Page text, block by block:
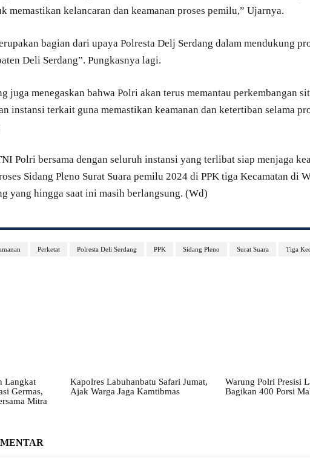
memastikan kelancaran dan keamanan proses pemilu,” Ujarnya.
bagian dari upaya Polresta Delj Serdang dalam mendukung
Deli Serdang”. Pungkasnya lagi.
juga menegaskan bahwa Polri akan terus memantau perkembangan
instansi terkait guna memastikan keamanan dan ketertiban selama
Polri bersama dengan seluruh instansi yang terlibat siap menjaga
Sidang Pleno Surat Suara pemilu 2024 di PPK tiga Kecamatan di
yang hingga saat ini masih berlangsung. (Wd)
Perketat Polresta Deli Serdang PPK Sidang Pleno Surat Suara Tiga
Langkat
Germas,
Mitra
Kapolres Labuhanbatu Safari Jumat,
Ajak Warga Jaga Kamtibmas
Warung Polri Presisi
Bagikan 400 Porsi